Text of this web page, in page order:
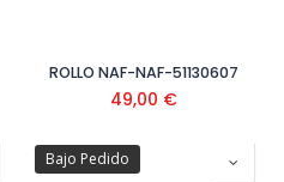
ROLLO NAF-NAF-51130607
49,00 €
Bajo Pedido